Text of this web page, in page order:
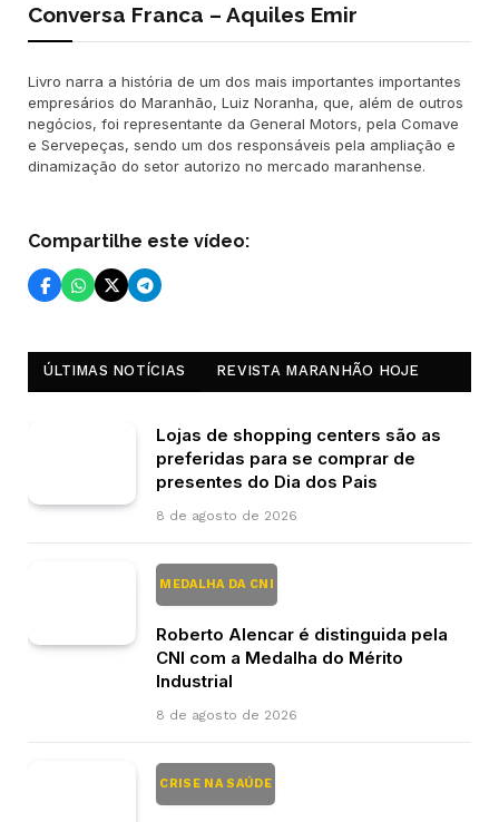
Conversa Franca – Aquiles Emir
Livro narra a história de um dos mais importantes importantes
empresários do Maranhão, Luiz Noranha, que, além de outros
negócios, foi representante da General Motors, pela Comave
e Servepeças, sendo um dos responsáveis pela ampliação e
dinamização do setor autorizo no mercado maranhense.
Compartilhe este vídeo:
ÚLTIMAS NOTÍCIAS REVISTA MARANHÃO HOJE
Lojas de shopping centers são as
preferidas para se comprar de
presentes do Dia dos Pais
8 de agosto de 2026
MEDALHA DA CNI
Roberto Alencar é distinguida pela
CNI com a Medalha do Mérito
Industrial
8 de agosto de 2026
CRISE NA SAÚDE